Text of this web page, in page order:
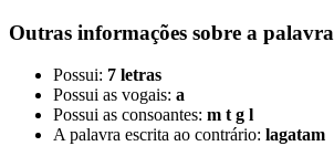
Outras informações sobre a palavra
Possui: 7 letras
Possui as vogais: a
Possui as consoantes: m t g l
A palavra escrita ao contrário: lagatam